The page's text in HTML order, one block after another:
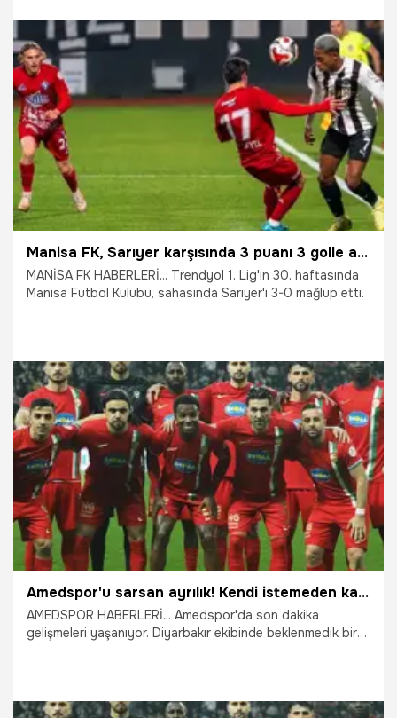
4.04.2026
Manisa FK, Sarıyer karşısında 3 puanı 3 golle aldı
MANİSA FK HABERLERİ... Trendyol 1. Lig'in 30. haftasında
Manisa Futbol Kulübü, sahasında Sarıyer'i 3-0 mağlup etti.
10.03.2026 Manisa
Amedspor'u sarsan ayrılık! Kendi istemeden kapıya koydular
AMEDSPOR HABERLERİ... Amedspor'da son dakika
gelişmeleri yaşanıyor. Diyarbakır ekibinde beklenmedik bir